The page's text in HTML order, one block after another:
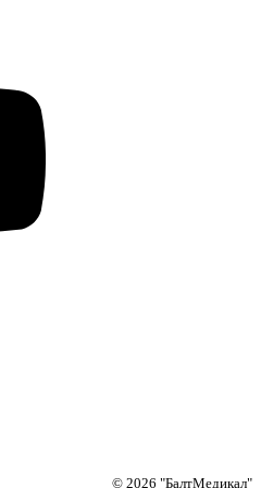
© 2026 "БалтМедикал"